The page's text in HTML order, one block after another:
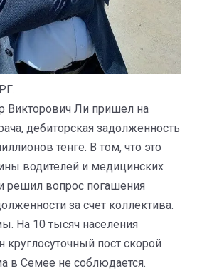
Викторович Ли пришел на
дебиторская задолженность
тенге. В том, что это
водителей и медицинских
решил вопрос погашения
за счет коллектива.
На 10 тысяч населения
пост скорой
в Семее не соблюдается.